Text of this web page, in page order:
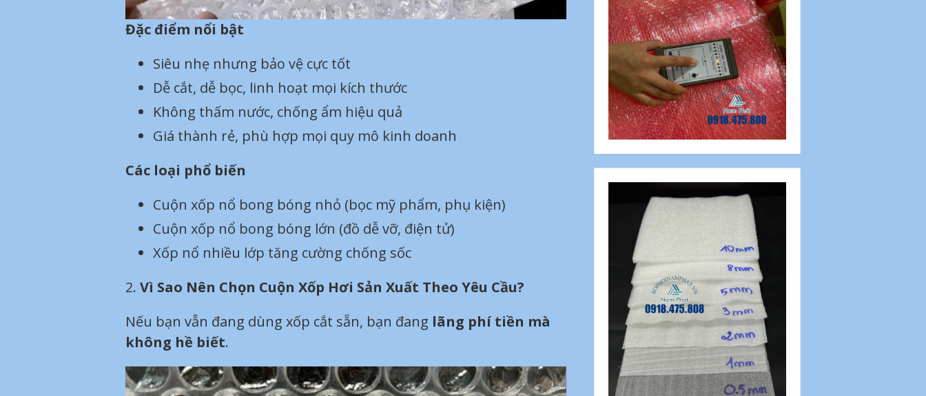
Đặc điểm nổi bật
Siêu nhẹ nhưng bảo vệ cực tốt
Dễ cắt, dễ bọc, linh hoạt mọi kích thước
Không thấm nước, chống ẩm hiệu quả
Giá thành rẻ, phù hợp mọi quy mô kinh doanh
Các loại phổ biến
Cuộn xốp nổ bong bóng nhỏ (bọc mỹ phẩm, phụ kiện)
Cuộn xốp nổ bong bóng lớn (đồ dễ vỡ, điện tử)
Xốp nổ nhiều lớp tăng cường chống sốc
2. Vì Sao Nên Chọn Cuộn Xốp Hơi Sản Xuất Theo Yêu Cầu?
Nếu bạn vẫn đang dùng xốp cắt sẵn, bạn đang lãng phí tiền mà
không hề biết.